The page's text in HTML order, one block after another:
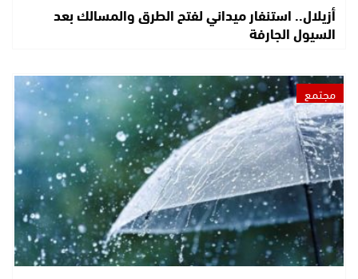
أزيلال.. استنفار ميداني لفتح الطرق والمسالك بعد
السيول الجارفة
مجتمع